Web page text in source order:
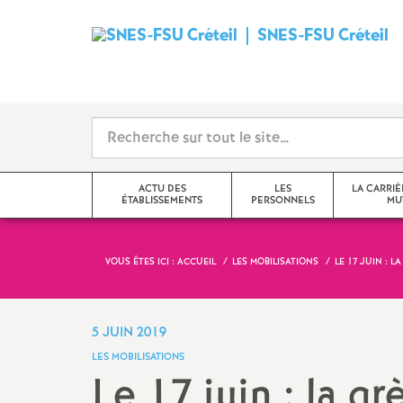
SNES-FSUCréteil
i
c
t
ACTU DES
ÉTABLISSEMENTS
Seine-Saint-Denis
LES
PERSONNELS
documentalistes
LA
obligations de
VOUS ÊTES ICI : ACCUEIL LES MOBILISATIONS LE 17 JUIN : LA
5 JUIN 2019
LES MOBILISATIONS